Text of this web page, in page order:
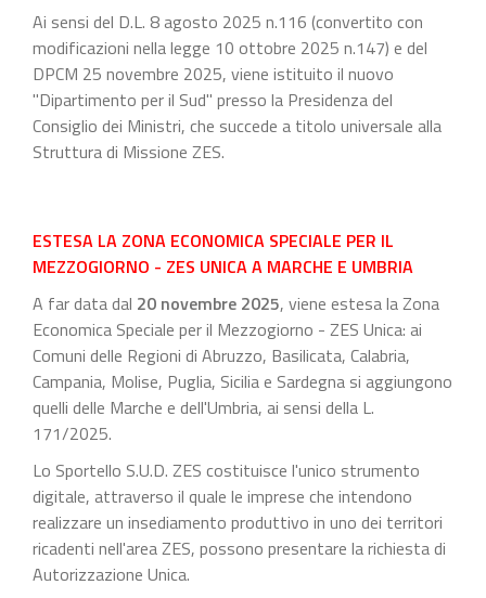
Ai sensi del D.L. 8 agosto 2025 n.116 (convertito con
modificazioni nella legge 10 ottobre 2025 n.147) e del
DPCM 25 novembre 2025, viene istituito il nuovo
"Dipartimento per il Sud" presso la Presidenza del
Consiglio dei Ministri, che succede a titolo universale alla
Struttura di Missione ZES.
ESTESA LA ZONA ECONOMICA SPECIALE PER IL
MEZZOGIORNO - ZES UNICA A MARCHE E UMBRIA
A far data dal 20 novembre 2025, viene estesa la Zona
Economica Speciale per il Mezzogiorno - ZES Unica: ai
Comuni delle Regioni di Abruzzo, Basilicata, Calabria,
Campania, Molise, Puglia, Sicilia e Sardegna si aggiungono
quelli delle Marche e dell'Umbria, ai sensi della L.
171/2025.
Lo Sportello S.U.D. ZES costituisce l'unico strumento
digitale, attraverso il quale le imprese che intendono
realizzare un insediamento produttivo in uno dei territori
ricadenti nell'area ZES, possono presentare la richiesta di
Autorizzazione Unica.